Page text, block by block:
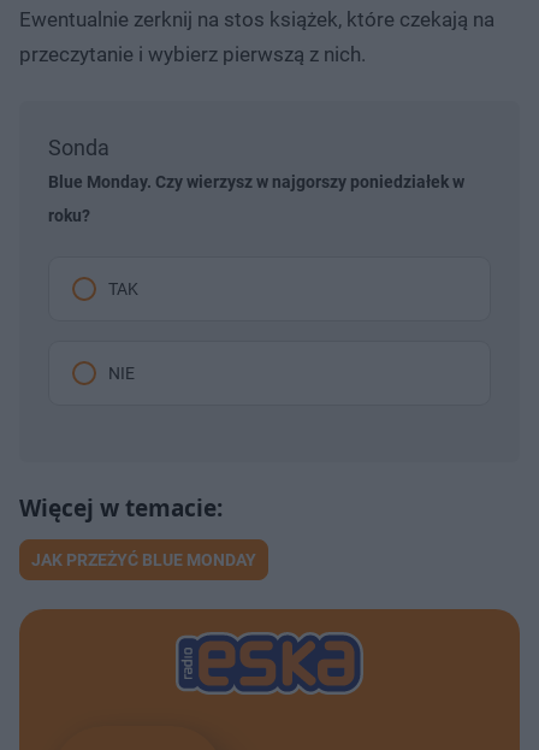
Ewentualnie zerknij na stos książek, które czekają na
przeczytanie i wybierz pierwszą z nich.
Sonda
Blue Monday. Czy wierzysz w najgorszy poniedziałek w
roku?
TAK
NIE
JAK PRZEŻYĆ BLUE MONDAY